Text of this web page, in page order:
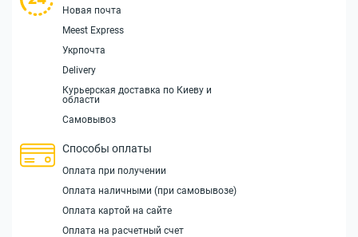
Новая почта
Meest Express
Укрпочта
Delivery
Курьерская доставка по Киеву и
области
Самовывоз
Способы оплаты
Оплата при получении
Оплата наличными (при самовывозе)
Оплата картой на сайте
Оплата на расчетный счет